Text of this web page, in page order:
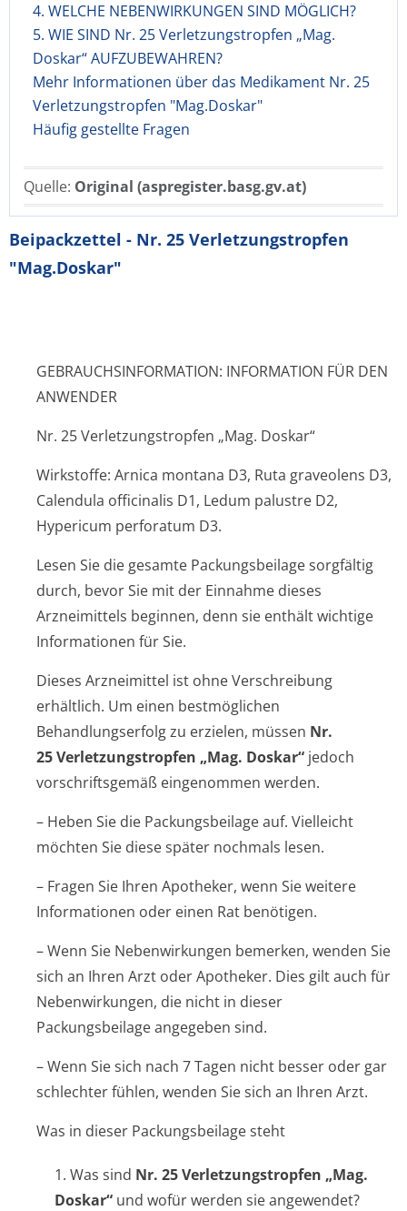
4. WELCHE NEBENWIRKUNGEN SIND MÖGLICH?
5. WIE SIND Nr. 25 Verletzungstropfen „Mag.
Doskar“ AUFZUBEWAHREN?
Mehr Informationen über das Medikament Nr. 25
Verletzungstropfen "Mag.Doskar"
Häufig gestellte Fragen
Quelle: Original (aspregister.basg.gv.at)
Beipackzettel - Nr. 25 Verletzungstropfen
"Mag.Doskar"
GEBRAUCHSINFORMATION: INFORMATION FÜR DEN
ANWENDER
Nr. 25 Verletzungstropfen „Mag. Doskar“
Wirkstoffe: Arnica montana D3, Ruta graveolens D3,
Calendula officinalis D1, Ledum palustre D2,
Hypericum perforatum D3.
Lesen Sie die gesamte Packungsbeilage sorgfältig
durch, bevor Sie mit der Einnahme dieses
Arzneimittels beginnen, denn sie enthält wichtige
Informationen für Sie.
Dieses Arzneimittel ist ohne Verschreibung
erhältlich. Um einen bestmöglichen
Behandlungserfolg zu erzielen, müssen Nr.
25 Verletzungstrop­fen „Mag. Doskar“ jedoch
vorschriftsgemäß eingenommen werden.
– Heben Sie die Packungsbeilage auf. Vielleicht
möchten Sie diese später nochmals lesen.
– Fragen Sie Ihren Apotheker, wenn Sie weitere
Informationen oder einen Rat benötigen.
– Wenn Sie Nebenwirkungen bemerken, wenden Sie
sich an Ihren Arzt oder Apotheker. Dies gilt auch für
Nebenwirkungen, die nicht in dieser
Packungsbeilage angegeben sind.
– Wenn Sie sich nach 7 Tagen nicht besser oder gar
schlechter fühlen, wenden Sie sich an Ihren Arzt.
Was in dieser Packungsbeilage steht
1. Was sind Nr. 25 Verletzungstrop­fen „Mag.
Doskar“ und wofür werden sie angewendet?